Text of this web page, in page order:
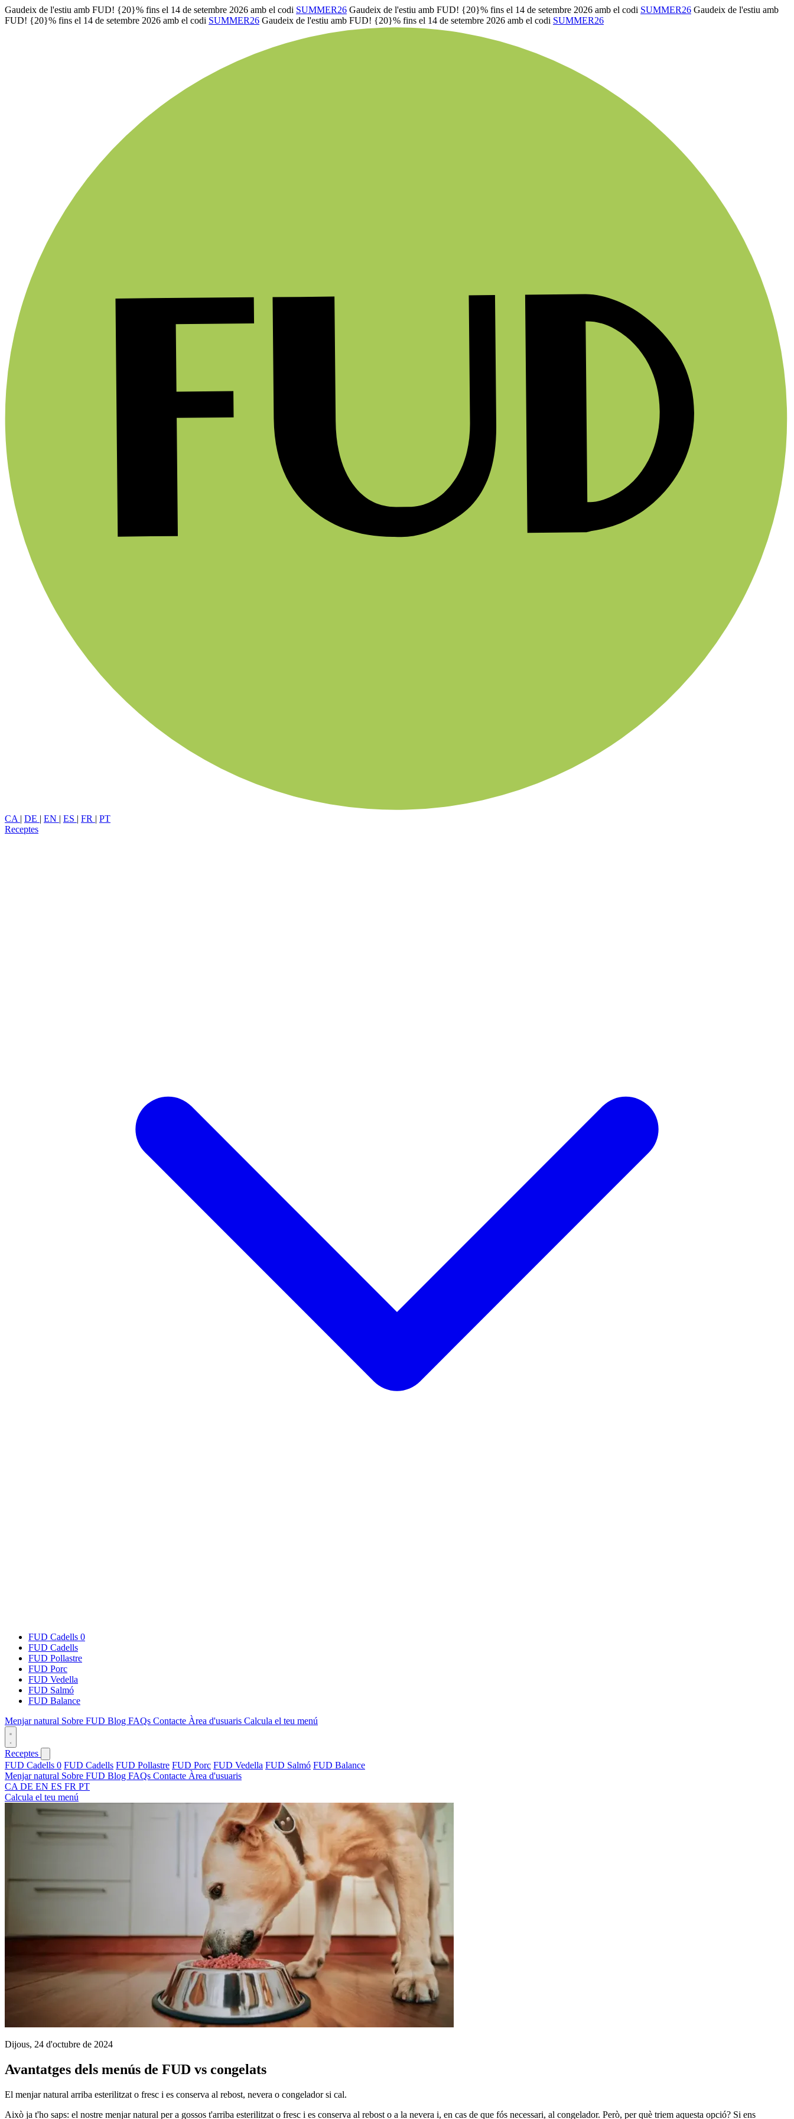
Gaudeix de l'estiu amb FUD! {20}% fins el 14 de setembre 2026 amb el codi SUMMER26 Gaudeix de l'estiu amb FUD! {20}% fins el 14 de setembre 2026 amb el codi SUMMER26 Gaudeix de l'estiu amb
FUD! {20}% fins el 14 de setembre 2026 amb el codi SUMMER26 Gaudeix de l'estiu amb FUD! {20}% fins el 14 de setembre 2026 amb el codi SUMMER26
CA | DE | EN | ES | FR | PT
Receptes
FUD Cadells 0
FUD Cadells
FUD Pollastre
FUD Porc
FUD Vedella
FUD Salmó
FUD Balance
Menjar natural Sobre FUD Blog FAQs Contacte Àrea d'usuaris Calcula el teu menú
Receptes
FUD Cadells 0 FUD Cadells FUD Pollastre FUD Porc FUD Vedella FUD Salmó FUD Balance
Menjar natural Sobre FUD Blog FAQs Contacte Àrea d'usuaris
CA DE EN ES FR PT
Calcula el teu menú
Dijous, 24 d'octubre de 2024
Avantatges dels menús de FUD vs congelats
El menjar natural arriba esterilitzat o fresc i es conserva al rebost, nevera o congelador si cal.
Això ja t'ho saps: el nostre menjar natural per a gossos t'arriba esterilitzat o fresc i es conserva al rebost o a la nevera i, en cas de que fós necessari, al congelador. Però, per què triem aquesta opció? Si ens